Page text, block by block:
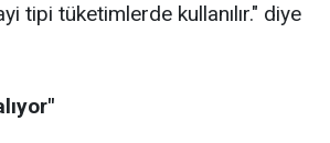
tipi tüketimlerde kullanılır." diye